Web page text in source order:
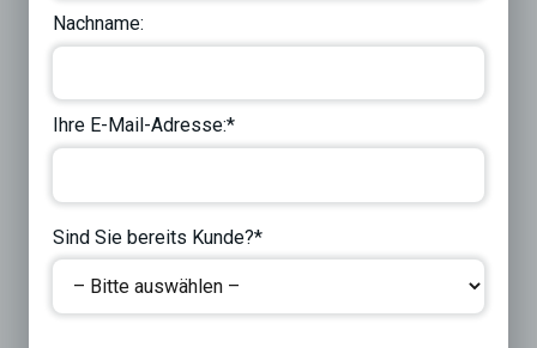
Nachname:
Ihre E-Mail-Adresse:*
Sind Sie bereits Kunde?*